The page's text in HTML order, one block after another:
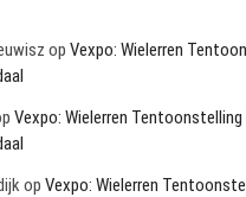
op Vexpo: Wielerren
Vexpo: Wielerren Tentoonstelling
op Vexpo: Wielerren